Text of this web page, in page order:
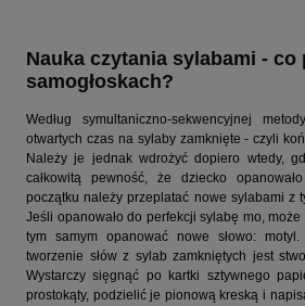
Nauka czytania sylabami - co
samogłoskach?
Według symultaniczno-sekwencyjnej
otwartych czas na sylaby zamknięte - czyli
Należy je jednak wdrożyć dopiero wtedy,
całkowitą pewność, że dziecko
początku należy przeplatać nowe sylabami z
Jeśli opanowało do perfekcji sylabę mo,
tym samym opanować nowe słowo:
tworzenie słów z sylab zamkniętych jest
Wystarczy sięgnąć po kartki sztywnego
prostokąty, podzielić je pionową kreską i